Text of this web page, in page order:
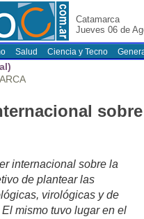
Catamarca
Jueves 06 de
Salud Ciencia y Tecno
sobre
internacional sobre la
de plantear las
virológicas y de
mismo tuvo lugar en el